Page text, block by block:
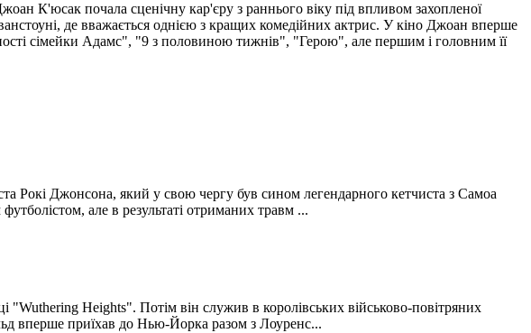
К'юсак почала сценічну кар'єру з раннього віку під впливом захопленої
де вважається однією з кращих комедійних актрис. У кіно Джоан вперше
сімейки Адамс", "9 з половиною тижнів", "Герою", але першим і головним її
Рокі Джонсона, який у свою чергу був сином легендарного кетчиста з Самоа
але в результаті отриманих травм ...
Heights". Потім він служив в королівських військово-повітряних
вперше приїхав до Нью-Йорка разом з Лоуренс...